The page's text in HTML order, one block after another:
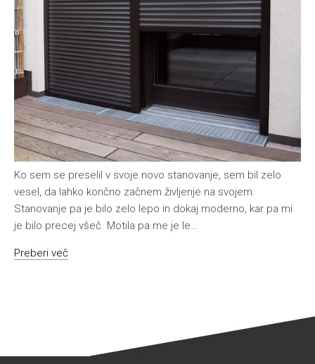
Ko sem se preselil v svoje novo stanovanje, sem bil zelo
vesel, da lahko končno začnem življenje na svojem.
Stanovanje pa je bilo zelo lepo in dokaj moderno, kar pa mi
je bilo precej všeč. Motila pa me je le…
Preberi več